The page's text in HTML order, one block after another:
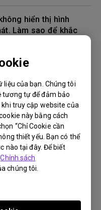
của bạn. Chúng tôi
tương tự để đảm bảo
truy cập website của
này bằng cách
“Chỉ Cookie cần
thiết yếu. Bạn có thể
nào tại đây. Để biết
Chính sách
chúng tôi.
hiển thị hình
Làm sao để khắc
thích với 4K HDR?
OSD không chính
điều này?
máy chiếu và
standby. Làm